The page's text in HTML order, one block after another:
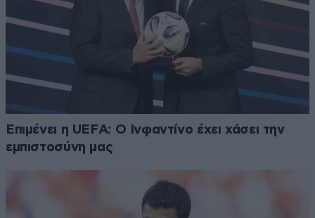
Επιμένει η UEFA: Ο Ινφαντίνο έχει χάσει την
εμπιστοσύνη μας